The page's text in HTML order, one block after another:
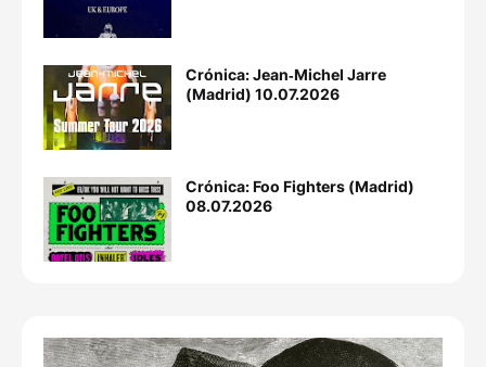
Crónica: Jean‐Michel Jarre
(Madrid) 10.07.2026
Crónica: Foo Fighters (Madrid)
08.07.2026